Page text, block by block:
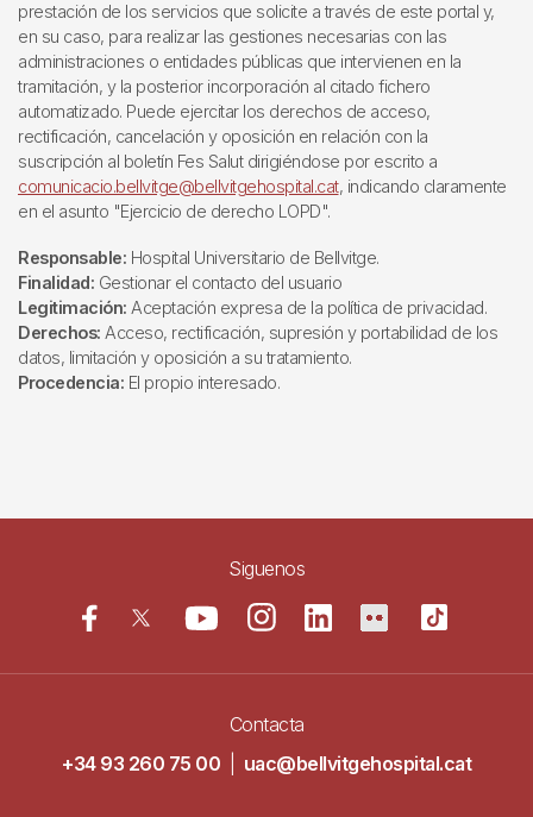
prestación de los servicios que solicite a través de este portal y,
en su caso, para realizar las gestiones necesarias con las
administraciones o entidades públicas que intervienen en la
tramitación, y la posterior incorporación al citado fichero
automatizado. Puede ejercitar los derechos de acceso,
rectificación, cancelación y oposición en relación con la
suscripción al boletín Fes Salut dirigiéndose por escrito a
comunicacio.bellvitge@bellvitgehospital.cat, indicando claramente
en el asunto "Ejercicio de derecho LOPD".
Responsable: Hospital Universitario de Bellvitge.
Finalidad: Gestionar el contacto del usuario
Legitimación: Aceptación expresa de la política de privacidad.
Derechos: Acceso, rectificación, supresión y portabilidad de los
datos, limitación y oposición a su tratamiento.
Procedencia: El propio interesado.
Siguenos
Contacta
+34 93 260 75 00
uac@bellvitgehospital.cat